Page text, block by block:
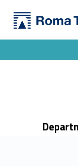
L'Africa Liberata. Studi in memoria di Angelo Del Boca e Gian Paolo Calchi Novati - Dipartimento di Architettura
Header info sidebar